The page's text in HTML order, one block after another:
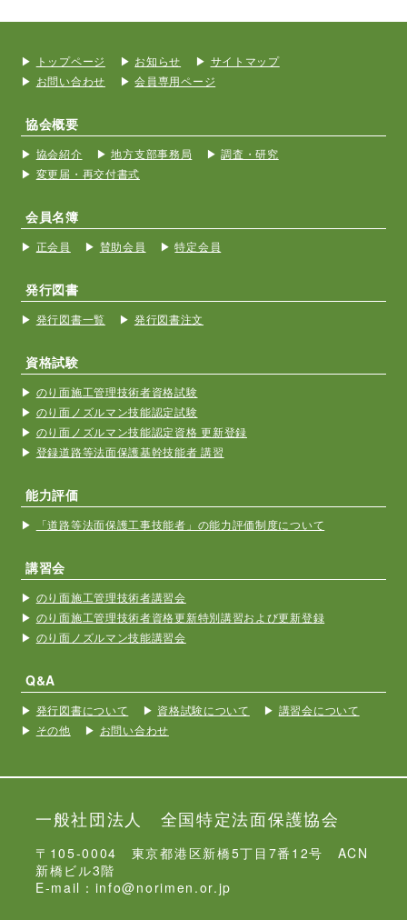
トップページ お知らせ
サイトマップ
お問い合わせ
会員専用ページ
協会概要
協会紹介 地方支部事務局
調査・研究
変更届・再交付書式
会員名簿
正会員 賛助会員 特定会員
発行図書
発行図書一覧 発行図書注文
資格試験
のり面施工管理技術者資格試験
のり面ノズルマン技能認定試験
のり面ノズルマン技能認定資格 更新登録
登録道路等法面保護基幹技能者 講習
能力評価
「道路等法面保護工事技能者」の能力評価制度について
講習会
のり面施工管理技術者講習会
のり面施工管理技術者資格更新特別講習および更新登録
のり面ノズルマン技能講習会
Q&A
発行図書について 資格試験について
講習会について
その他
お問い合わせ
一般社団法人 全国特定法面保護協会
〒105-0004 東京都港区新橋5丁目7番12号 ACN
新橋ビル3階
E-mail：info@norimen.or.jp